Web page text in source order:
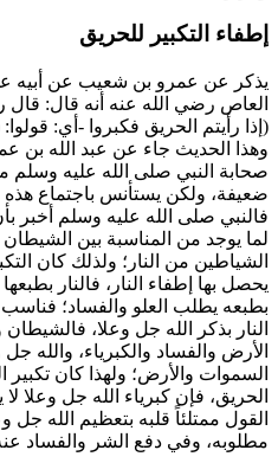
إطفاء التكبير للحريق
يذكر عن عمرو بن شعيب عن أبيه
العاص رضي الله عنه أنه قال: قال
( إذا رأيتم الحريق فكبروا -أي:
وهذا الحديث جاء عن عبد الله بن
صحابة النبي صلى الله عليه
ضعيفة، ولكن يستأنس باجتماع هذه
فالنبي صلى الله عليه وسلم أخبر
لما يوجد من المناسبة بين
الشياطين من النار؛ ولذلك كان
يحصل بها إطفاء النار، فالنار
بطبعه يطلب العلو والفساد؛
النار بذكر الله جل وعلا، فالشيطان
الأرض والفساد والكبرياء، والله
السموات والأرض؛ ولهذا كان تكبير
الحريق، فإن كبرياء الله جل وعلا
القول ممتلئاً قلبه بتعظيم الله جل
مطلوبه، وفي دفع الشر والفساد